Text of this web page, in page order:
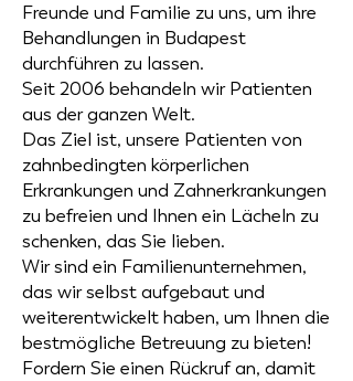
Freunde und Familie zu uns, um ihre
Behandlungen in Budapest
durchführen zu lassen.
Seit 2006 behandeln wir Patienten
aus der ganzen Welt.
Das Ziel ist, unsere Patienten von
zahnbedingten körperlichen
Erkrankungen und Zahnerkrankungen
zu befreien und Ihnen ein Lächeln zu
schenken, das Sie lieben.
Wir sind ein Familienunternehmen,
das wir selbst aufgebaut und
weiterentwickelt haben, um Ihnen die
bestmögliche Betreuung zu bieten!
Fordern Sie einen Rückruf an, damit